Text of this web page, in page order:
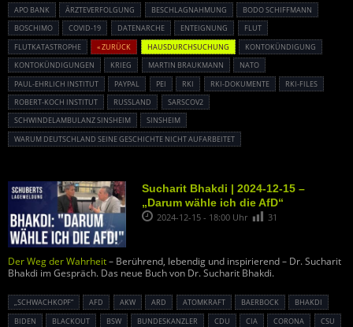
APO BANK
ÄRZTEVERFOLGUNG BESCHLAGNAHMUNG
BODO SCHIFFMANN
BOSCHIMO
COVID-19 DATENARCHE ENTEIGNUNG
FLUT
FLUTKATASTROPHE
« ZURÜCK HAUSDURCHSUCHUNG
KONTOKÜNDIGUNG
KONTOKÜNDIGUNGEN
KRIEG MARTIN BRAUKMANN
NATO
PAUL-EHRLICH INSTITUT
PAYPAL PEI RKI RKI-DOKUMENTE
RKI-FILES
ROBERT-KOCH INSTITUT
RUSSLAND
SARSCOV2
SCHWINDELAMBULANZ SINSHEIM
SINSHEIM
WARUM DEUTSCHLAND SEINE GESCHICHTE NICHT AUFARBEITET
Sucharit Bhakdi | 2024-12-15 –
„Darum wähle ich die AfD“
2024-12-15 - 18:00 Uhr 31
Der Weg der Wahrheit– Berührend, lebendig und inspirierend – Dr. Sucharit
Bhakdi im Gespräch. Das neue Buch von Dr. Sucharit Bhakdi.
„SCHWACHKOPF“ AFD AKW ARD ATOMKRAFT BAERBOCK
BHAKDI
BIDEN
BLACKOUT BSW BUNDESKANZLER CDU CIA CORONA
CSU